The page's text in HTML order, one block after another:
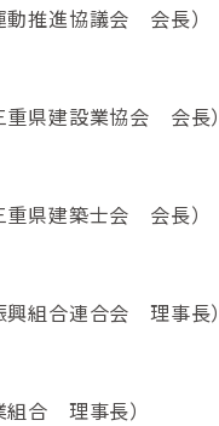
動推進協議会 会長）
重県建設業協会 会長）
重県建築士会 会長）
興組合連合会 理事長）
組合 理事長）